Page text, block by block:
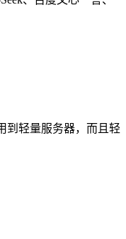
到轻量服务器，而且轻